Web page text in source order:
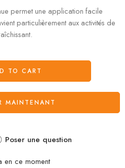
permet une application facile
particulièrement aux activités de
TO CART
MAINTENANT
Poser une question
en ce moment